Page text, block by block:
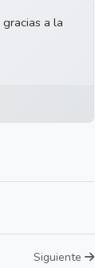
gracias a la
Siguiente